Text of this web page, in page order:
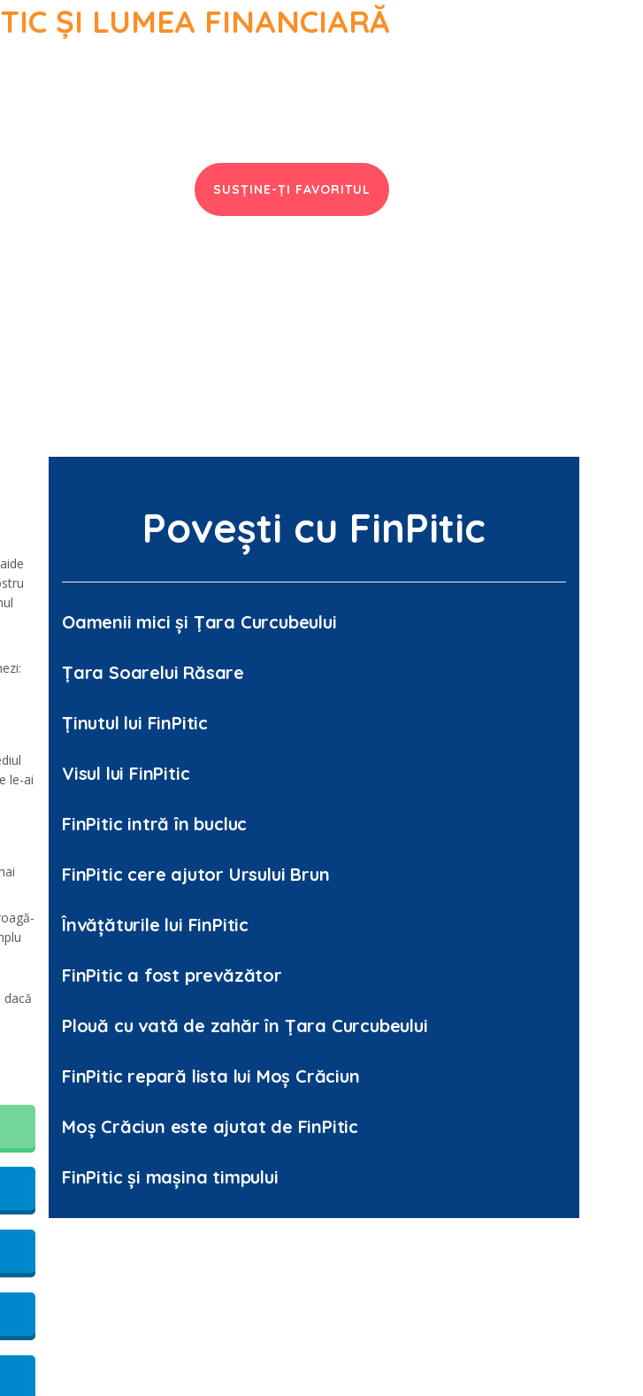
ȘI LUMEA FINANCIARĂ
SUSȚINE-ȚI FAVORITUL
le-ai
Povești cu FinPitic
Oamenii mici și Țara Curcubeului
Țara Soarelui Răsare
Ținutul lui FinPitic
Visul lui FinPitic
FinPitic intră în bucluc
FinPitic cere ajutor Ursului Brun
Învățăturile lui FinPitic
FinPitic a fost prevăzător
Plouă cu vată de zahăr în Țara Curcubeului
FinPitic repară lista lui Moș Crăciun
Moș Crăciun este ajutat de FinPitic
FinPitic și mașina timpului